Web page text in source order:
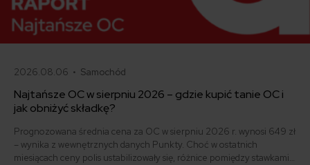
2026.08.06 • Samochód
Najtańsze OC w sierpniu 2026 – gdzie kupić tanie OC i
jak obniżyć składkę?
Prognozowana średnia cena za OC w sierpniu 2026 r. wynosi 649 zł
– wynika z wewnętrznych danych Punkty. Choć w ostatnich
miesiącach ceny polis ustabilizowały się, różnice pomiędzy stawkami